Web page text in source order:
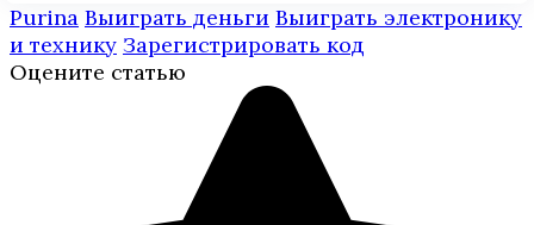
Purina Выиграть деньги Выиграть электронику
и технику Зарегистрировать код
Оцените статью